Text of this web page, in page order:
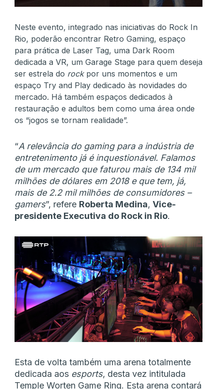
Neste evento, integrado nas iniciativas do Rock In
Rio, poderão encontrar Retro Gaming, espaço
para prática de Laser Tag, uma Dark Room
dedicada a VR, um Garage Stage para quem deseja
ser estrela do rockpor uns momentos e um
espaço Try and Play dedicado às novidades do
mercado. Há também espaços dedicados à
restauração e adultos bem como uma área onde
os “jogos se tornam realidade”.
“A relevância do gaming para a indústria de
entretenimento já é inquestionável. Falamos
de um mercado que faturou mais de 134 mil
milhões de dólares em 2018 e que tem, já,
mais de 2.2 mil milhões de consumidores –
gamers”, refere Roberta Medina, Vice-
presidente Executiva do Rock in Rio.
Esta de volta também uma arena totalmente
dedicada aos esports, desta vez intitulada
Temple Worten Game Ring. Esta arena contará